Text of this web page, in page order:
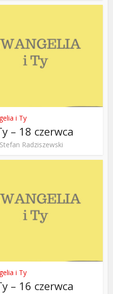
i Ty
– 18 czerwca
Radziszewski
i Ty
– 16 czerwca